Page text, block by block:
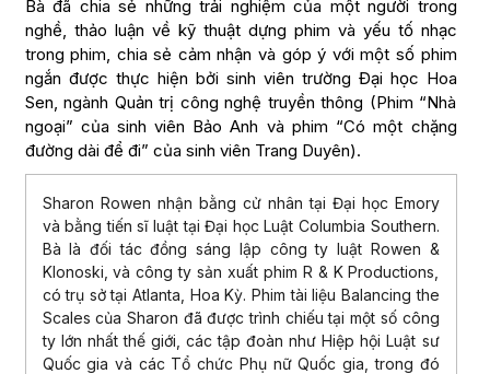
Bà đã chia sẻ những trải nghiệm của một người trong
nghề, thảo luận về kỹ thuật dựng phim và yếu tố nhạc
trong phim, chia sẻ cảm nhận và góp ý với một số phim
ngắn được thực hiện bởi sinh viên trường Đại học Hoa
Sen, ngành Quản trị công nghệ truyền thông (Phim “Nhà
ngoại” của sinh viên Bảo Anh và phim “Có một chặng
đường dài để đi” của sinh viên Trang Duyên).
Sharon Rowen nhận bằng cử nhân tại Đại học Emory
và bằng tiến sĩ luật tại Đại học Luật Columbia Southern.
Bà là đối tác đồng sáng lập công ty luật Rowen &
Klonoski, và công ty sản xuất phim R & K Productions,
có trụ sở tại Atlanta, Hoa Kỳ. Phim tài liệu Balancing the
Scales của Sharon đã được trình chiếu tại một số công
ty lớn nhất thế giới, các tập đoàn như Hiệp hội Luật sư
Quốc gia và các Tổ chức Phụ nữ Quốc gia, trong đó